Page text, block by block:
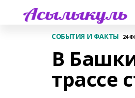
СОБЫТИЯ И ФАКТЫ 24
В
трассе